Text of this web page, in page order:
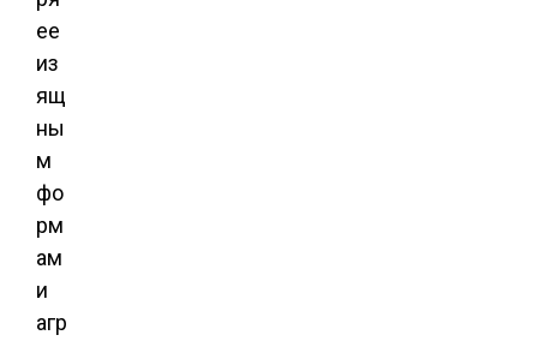
ее
из
ящ
ны
м
фо
рм
ам
и
агр